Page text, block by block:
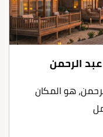
الرحمن
هو المكان